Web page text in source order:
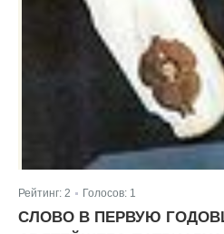
Рейтинг: 2 Голосов: 1
СЛОВО В ПЕРВУЮ